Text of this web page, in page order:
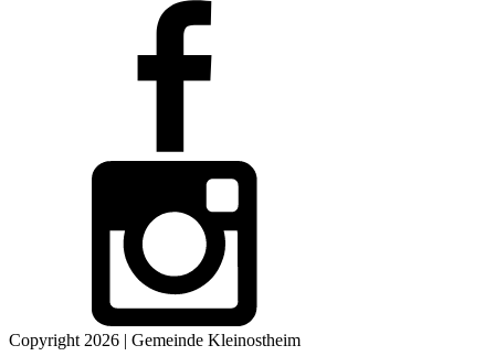
Copyright 2026 | Gemeinde Kleinostheim